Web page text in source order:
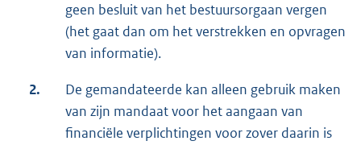
geen besluit van het bestuursorgaan vergen
(het gaat dan om het verstrekken en opvragen
van informatie).
2.
De gemandateerde kan alleen gebruik maken
van zijn mandaat voor het aangaan van
financiële verplichtingen voor zover daarin is